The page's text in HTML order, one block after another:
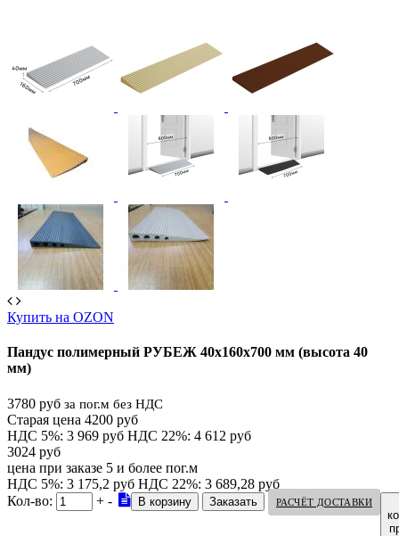
Купить на OZON
Пандус полимерный РУБЕЖ 40х160х700 мм (высота 40
мм)
3780 руб за пог.м без НДС
Старая цена 4200 руб
НДС 5%: 3 969 руб НДС 22%: 4 612 руб
3024 руб
цена при заказе 5 и более пог.м
НДС 5%: 3 175,2 руб НДС 22%: 3 689,28 руб
Кол-во:
+ - РАСЧЁТ ДОСТАВКИ